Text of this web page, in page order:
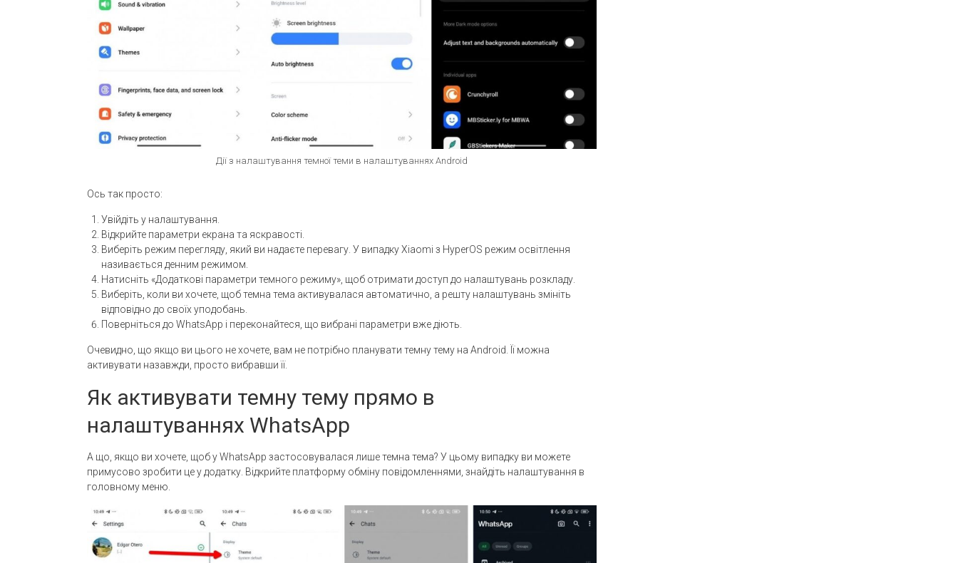
Дії з налаштування темної теми в налаштуваннях Android
Ось так просто:
Увійдіть у налаштування.
Відкрийте параметри екрана та яскравості.
Виберіть режим перегляду, який ви надаєте перевагу. У випадку Xiaomi з HyperOS режим освітлення
називається денним режимом.
Натисніть «Додаткові параметри темного режиму», щоб отримати доступ до налаштувань розкладу.
Виберіть, коли ви хочете, щоб темна тема активувалася автоматично, а решту налаштувань змініть
відповідно до своїх уподобань.
Поверніться до WhatsApp і переконайтеся, що вибрані параметри вже діють.
Очевидно, що якщо ви цього не хочете, вам не потрібно планувати темну тему на Android. Її можна
активувати назавжди, просто вибравши її.
Як активувати темну тему прямо в
налаштуваннях WhatsApp
А що, якщо ви хочете, щоб у WhatsApp застосовувалася лише темна тема? У цьому випадку ви можете
примусово зробити це у додатку. Відкрийте платформу обміну повідомленнями, знайдіть налаштування в
головному меню.